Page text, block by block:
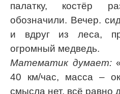
палатку, костёр
обозначили. Вечер.
и вдруг из леса,
огромный медведь.
Математик думает:
40 км/час, масса –
смысла нет, всё равно